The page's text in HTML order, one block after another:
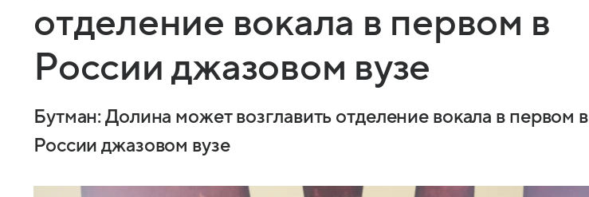
отделение вокала в первом в
России джазовом вузе
Бутман: Долина может возглавить отделение вокала в первом в
России джазовом вузе